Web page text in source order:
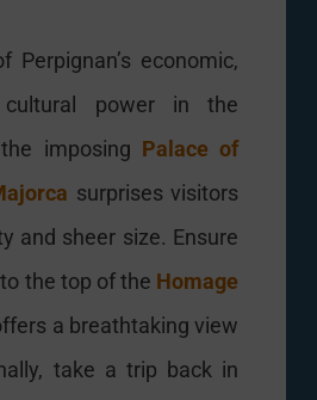
Perpignan’s economic,
power in the
imposing Palace of
surprises visitors
and sheer size. Ensure
the top of the Homage
a breathtaking view
take a trip back in